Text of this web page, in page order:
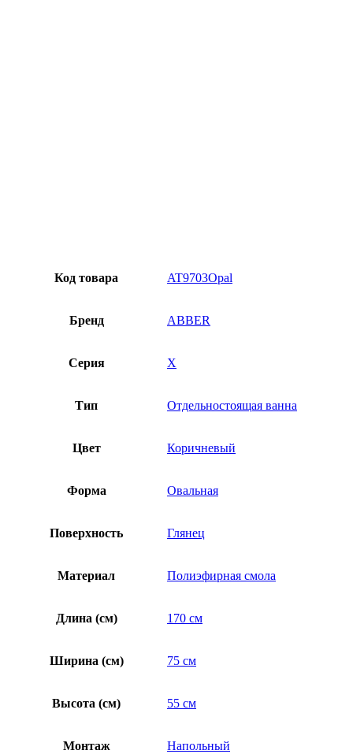
Код товара AT9703Opal
Бренд ABBER
Серия X
Тип Отдельностоящая ванна
Цвет Коричневый
Форма Овальная
Поверхность Глянец
Материал Полиэфирная смола
Длина (см) 170 см
Ширина (см) 75 см
Высота (см) 55 см
Монтаж Напольный